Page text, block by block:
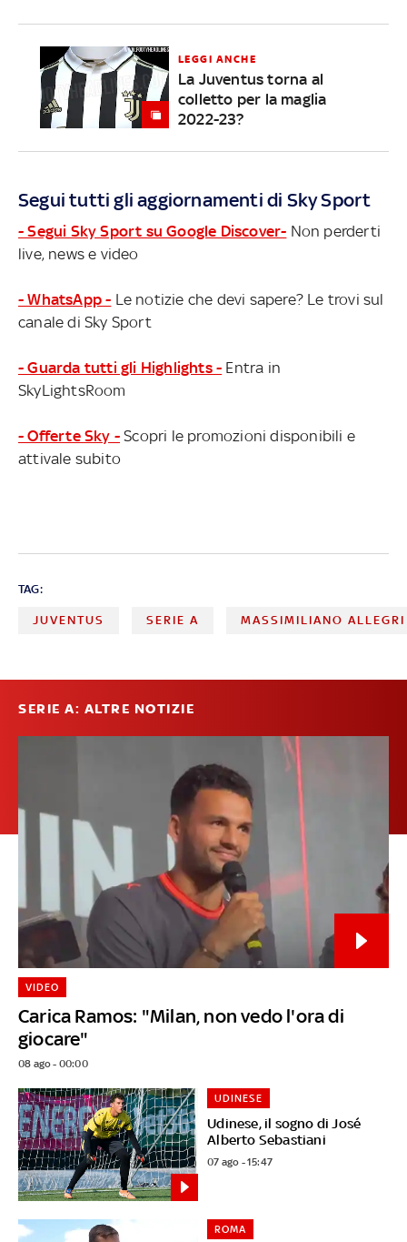
LEGGI ANCHE
La Juventus torna al
colletto per la maglia
2022-23?
Segui tutti gli aggiornamenti di Sky Sport
- Segui Sky Sport su Google Discover- Non perderti
live, news e video
- WhatsApp - Le notizie che devi sapere? Le trovi sul
canale di Sky Sport
- Guarda tutti gli Highlights - Entra in
SkyLightsRoom
- Offerte Sky - Scopri le promozioni disponibili e
attivale subito
TAG:
JUVENTUS SERIE A MASSIMILIANO ALLEGRI
SERIE A: ALTRE NOTIZIE
Carica Ramos: "Milan, non vedo l'ora di
giocare"
VIDEO
08 ago - 00:00
Udinese, il sogno di José
Alberto Sebastiani
UDINESE
07 ago - 15:47
ROMA